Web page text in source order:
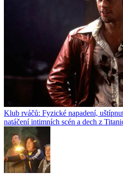
Klub rváčů: Fyzické napadení,
natáčení intimních scén a dech z